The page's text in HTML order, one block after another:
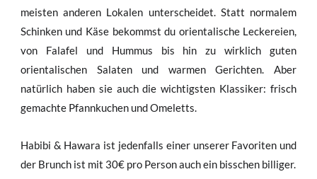
meisten anderen Lokalen unterscheidet. Statt normalem
Schinken und Käse bekommst du orientalische Leckereien,
von Falafel und Hummus bis hin zu wirklich guten
orientalischen Salaten und warmen Gerichten. Aber
natürlich haben sie auch die wichtigsten Klassiker: frisch
gemachte Pfannkuchen und Omeletts.
Habibi & Hawara ist jedenfalls einer unserer Favoriten und
der Brunch ist mit 30€ pro Person auch ein bisschen billiger.